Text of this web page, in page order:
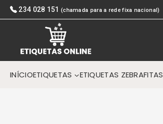
Skip
to
234 028 151 (chamada para a rede fixa nacional)
INÍCIOETIQUETAS ETIQUETAS ZEBRAFITAS